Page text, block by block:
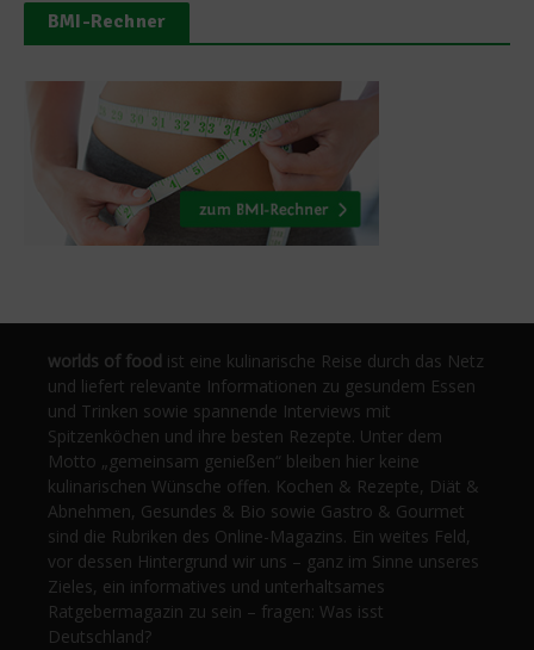
BMI-Rechner
worlds of food ist eine kulinarische Reise durch das Netz
und liefert relevante Informationen zu gesundem Essen
und Trinken sowie spannende Interviews mit
Spitzenköchen und ihre besten Rezepte. Unter dem
Motto „gemeinsam genießen“ bleiben hier keine
kulinarischen Wünsche offen. Kochen & Rezepte, Diät &
Abnehmen, Gesundes & Bio sowie Gastro & Gourmet
sind die Rubriken des Online-Magazins. Ein weites Feld,
vor dessen Hintergrund wir uns – ganz im Sinne unseres
Zieles, ein informatives und unterhaltsames
Ratgebermagazin zu sein – fragen: Was isst
Deutschland?